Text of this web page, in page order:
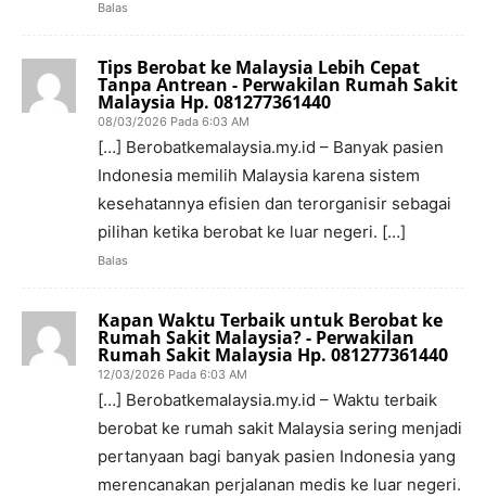
Balas
Tips Berobat ke Malaysia Lebih Cepat
Tanpa Antrean - Perwakilan Rumah Sakit
Malaysia Hp. 081277361440
08/03/2026 Pada 6:03 AM
[…] Berobatkemalaysia.my.id – Banyak pasien
Indonesia memilih Malaysia karena sistem
kesehatannya efisien dan terorganisir sebagai
pilihan ketika berobat ke luar negeri. […]
Balas
Kapan Waktu Terbaik untuk Berobat ke
Rumah Sakit Malaysia? - Perwakilan
Rumah Sakit Malaysia Hp. 081277361440
12/03/2026 Pada 6:03 AM
[…] Berobatkemalaysia.my.id – Waktu terbaik
berobat ke rumah sakit Malaysia sering menjadi
pertanyaan bagi banyak pasien Indonesia yang
merencanakan perjalanan medis ke luar negeri.